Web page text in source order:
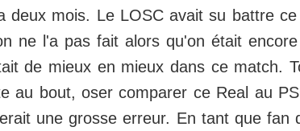
deux mois. Le LOSC avait su battre
ne l'a pas fait alors qu'on était
de mieux en mieux dans ce match.
au bout, oser comparer ce Real au
une grosse erreur. En tant que fan